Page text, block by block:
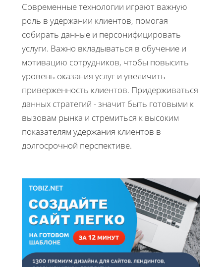
Современные технологии играют важную
роль в удержании клиентов, помогая
собирать данные и персонифицировать
услуги. Важно вкладываться в обучение и
мотивацию сотрудников, чтобы повысить
уровень оказания услуг и увеличить
приверженность клиентов. Придерживаться
данных стратегий - значит быть готовыми к
вызовам рынка и стремиться к высоким
показателям удержания клиентов в
долгосрочной перспективе.